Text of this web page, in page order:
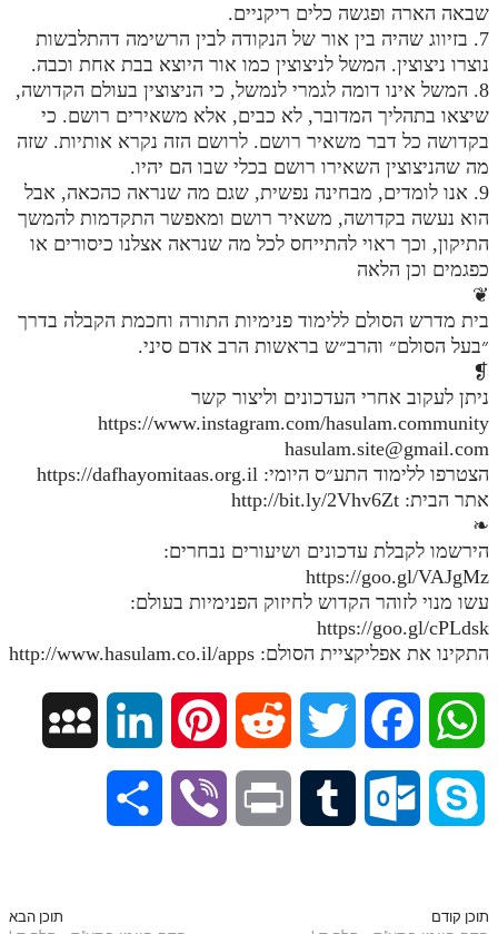
שבאה הארה ופגשה כלים ריקניים.
7. בזיווג שהיה בין אור של הנקודה לבין הרשימה דהתלבשות
נוצרו ניצוצין. המשל לניצוצין כמו אור היוצא בבת אחת וכבה.
8. המשל אינו דומה לגמרי לנמשל, כי הניצוצין בעולם הקדושה,
שיצאו בתהליך המדובר, לא כבים, אלא משאירים רושם. כי
בקדושה כל דבר משאיר רושם. לרושם הזה נקרא אותיות. שזה
מה שהניצוצין השאירו רושם בכלי שבו הם יהיו.
9. אנו לומדים, מבחינה נפשית, שגם מה שנראה כהכאה, אבל
הוא נעשה בקדושה, משאיר רושם ומאפשר התקדמות להמשך
התיקון, וכך ראוי להתייחס לכל מה שנראה אצלנו כיסורים או
כפגמים וכן הלאה
❦
בית מדרש הסולם ללימוד פנימיות התורה וחכמת הקבלה בדרך
״בעל הסולם״ והרב״ש בראשות הרב אדם סיני.
❡
ניתן לעקוב אחרי העדכונים וליצור קשר
https://www.instagram.com/hasulam.community
hasulam.site@gmail.com
הצטרפו ללימוד התע״ס היומי: https://dafhayomitaas.org.il
אתר הבית: http://bit.ly/2Vhv6Zt
❧
הירשמו לקבלת עדכונים ושיעורים נבחרים:
https://goo.gl/VAJgMz
עשו מנוי לזוהר הקדוש לחיזוק הפנימיות בעולם:
https://goo.gl/cPLdsk
התקינו את אפליקציית הסולם: http://www.hasulam.co.il/apps
W
w
תוכן קודם תוכן הבא